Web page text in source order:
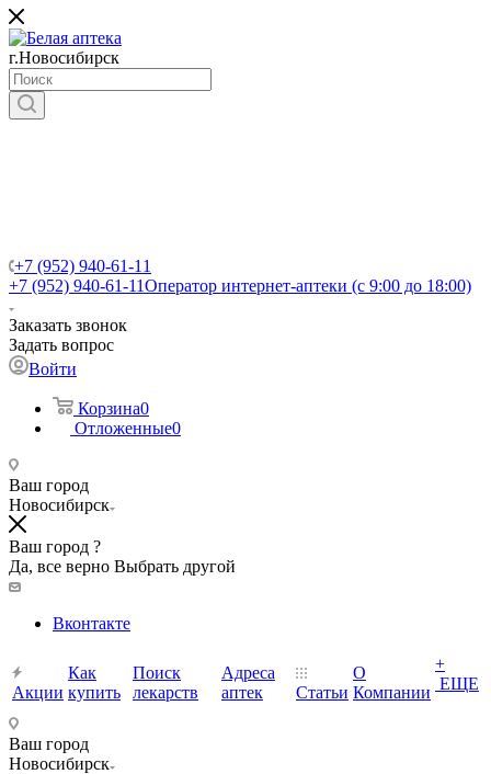
г.Новосибирск
+7 (952) 940-61-11
+7 (952) 940-61-11Оператор интернет-аптеки (с 9:00 до 18:00)
Заказать звонок
Задать вопрос
Войти
Корзина0
Отложенные0
Ваш город
Новосибирск
Ваш город ?
Да, все верно Выбрать другой
Вконтакте
Акции
Как
купить
Поиск
лекарств
Адреса
аптек
Статьи
О
Компании
+
ЕЩЕ
Ваш город
Новосибирск